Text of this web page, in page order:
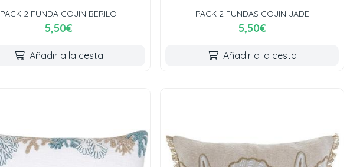
PACK 2 FUNDA COJIN BERILO
5,50€
Añadir a la cesta
PACK 2 FUNDAS COJIN JADE
5,50€
Añadir a la cesta